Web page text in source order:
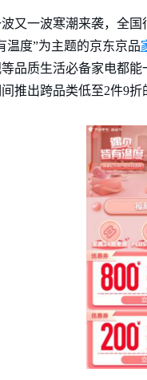
又一波寒潮来袭，全
温度”为主题的京东京品
品质生活必备家电都
推出跨品类低至2件9折